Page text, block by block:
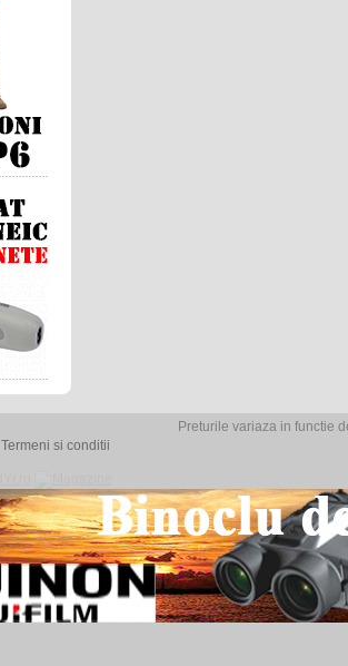
Preturile variaza in functie
Termeni si conditii